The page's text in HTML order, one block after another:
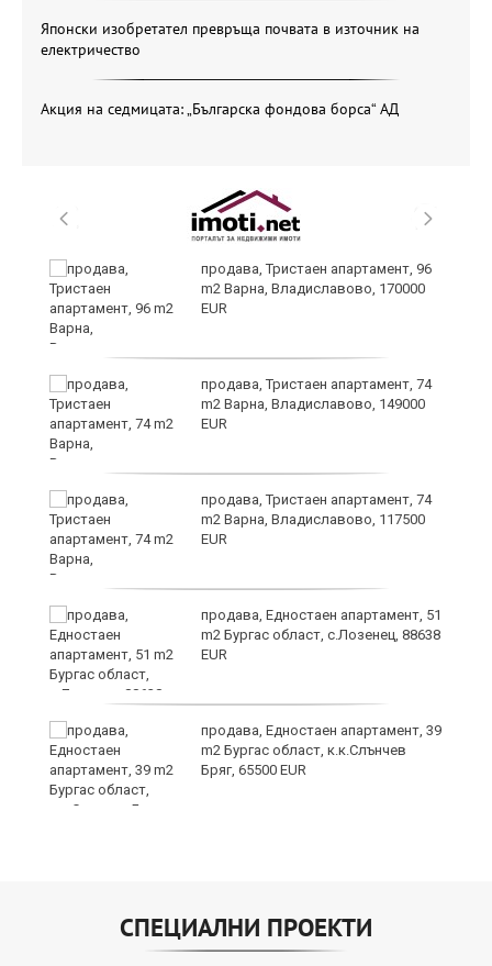
Японски изобретател превръща почвата в източник на
електричество
Акция на седмицата: „Българска фондова борса“ АД
продава, Тристаен апартамент, 96
m2 Варна, Владиславово, 170000
EUR
продава, Тристаен апартамент, 74
m2 Варна, Владиславово, 149000
EUR
продава, Тристаен апартамент, 74
m2 Варна, Владиславово, 117500
EUR
продава, Едностаен апартамент, 51
m2 Бургас област, с.Лозенец, 88638
EUR
продава, Едностаен апартамент, 39
m2 Бургас област, к.к.Слънчев
Бряг, 65500 EUR
СПЕЦИАЛНИ ПРОЕКТИ